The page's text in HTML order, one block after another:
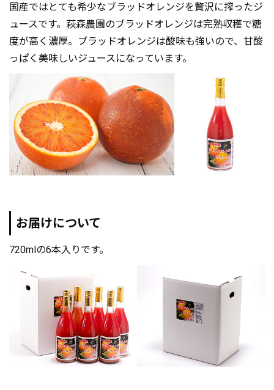
国産ではとても希少なブラッドオレンジを贅沢に搾ったジ
ュースです。萩森農園のブラッドオレンジは完熟収穫で糖
度が高く濃厚。ブラッドオレンジは酸味も強いので、甘酸
っぱく美味しいジュースになっています。
お届けについて
720mlの6本入りです。